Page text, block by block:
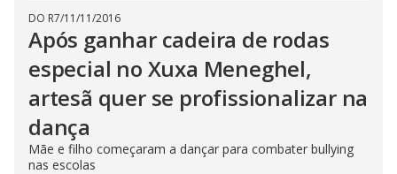
DO R7/11/11/2016
Após ganhar cadeira de rodas
especial no Xuxa Meneghel,
artesã quer se profissionalizar na
dança
Mãe e filho começaram a dançar para combater bullying
nas escolas